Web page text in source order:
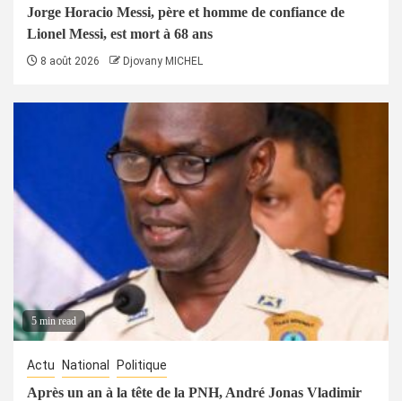
Jorge Horacio Messi, père et homme de confiance de
Lionel Messi, est mort à 68 ans
8 août 2026 Djovany MICHEL
5 min read
Actu National Politique
Après un an à la tête de la PNH, André Jonas Vladimir